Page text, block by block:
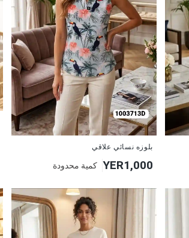
بلوزه نسائي علاقي
YER1,000 كمية محدودة